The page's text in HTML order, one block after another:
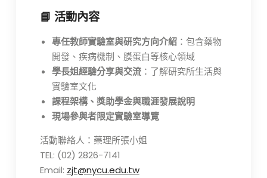
📘 活動內容
專任教師實驗室與研究方向介紹：包含藥物
開發、疾病機制、膜蛋白等核心領域
學長姐經驗分享與交流：了解研究所生活與
實驗室文化
課程架構、獎助學金與職涯發展說明
現場參與者限定實驗室導覽
活動聯絡人：藥理所張小姐
TEL: (02) 2826-7141
Email: zjt@nycu.edu.tw